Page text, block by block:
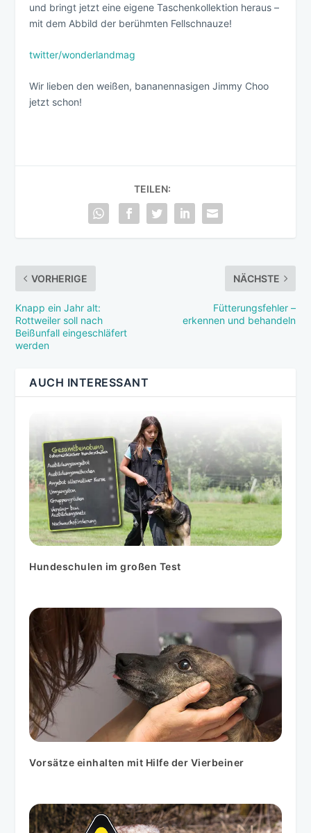
und bringt jetzt eine eigene Taschenkollektion heraus –
mit dem Abbild der berühmten Fellschnauze!
twitter/wonderlandmag
Wir lieben den weißen, bananennasigen Jimmy Choo
jetzt schon!
TEILEN:
VORHERIGE
Knapp ein Jahr alt:
Rottweiler soll nach
Beißunfall eingeschläfert
werden
NÄCHSTE
Fütterungsfehler –
erkennen und behandeln
AUCH INTERESSANT
Hundeschulen im großen Test
Vorsätze einhalten mit Hilfe der Vierbeiner